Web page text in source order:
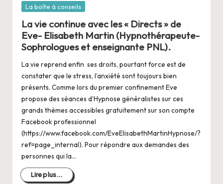
Posté
La boîte à conseils
La vie continue avec les « Directs » de
Eve- Elisabeth Martin (Hypnothérapeute-
Sophrologues et enseignante PNL).
La vie reprend enfin ses droits, pourtant force est de
constater que le stress, l’anxiété sont toujours bien
présents. Comme lors du premier confinement Eve
propose des séances d’Hypnose généralistes sur ces
grands thèmes accessibles gratuitement sur son compte
Facebook professionnel
(https://www.facebook.com/EveElisabethMartinHypnose/?
ref=page_internal). Pour répondre aux demandes des
personnes qui la…
Lire plus...